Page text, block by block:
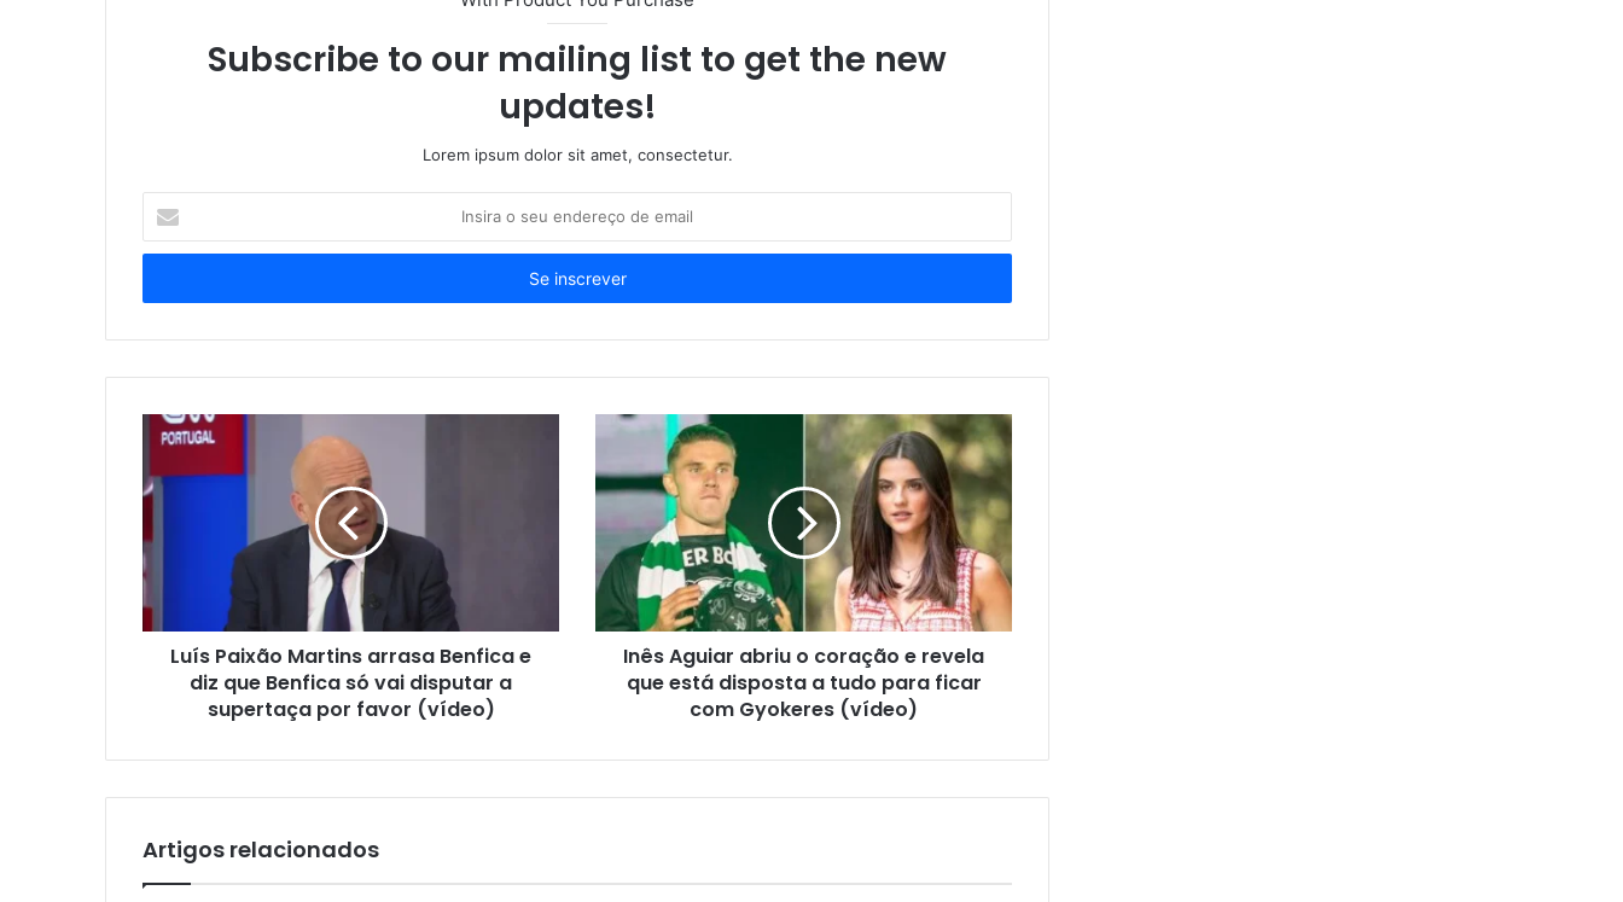
Subscribe to our mailing list to get the new
updates!
Lorem ipsum dolor sit amet, consectetur.
seu
de
Luís Paixão Martins arrasa Benfica e
diz que Benfica só vai disputar a
supertaça por favor (vídeo)
Inês Aguiar abriu o coração e revela
que está disposta a tudo para ficar
com Gyokeres (vídeo)
Artigos relacionados